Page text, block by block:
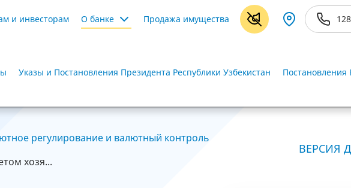
и инвесторам О банке Продажа имущества
Указы и Постановления Президента Республики Узбекистан Постановления
регулирование и валютный контроль
хозя...
ВЕРСИЯ